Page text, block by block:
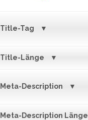
Title-Tag
Title-Länge
Meta-Description
Meta-Description Länge